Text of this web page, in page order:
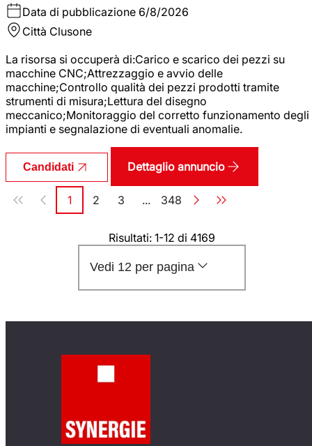
Data di pubblicazione 6/8/2026
Città Clusone
La risorsa si occuperà di:Carico e scarico dei pezzi su
macchine CNC;Attrezzaggio e avvio delle
macchine;Controllo qualità dei pezzi prodotti tramite
strumenti di misura;Lettura del disegno
meccanico;Monitoraggio del corretto funzionamento degli
impianti e segnalazione di eventuali anomalie.
Candidati Dettaglio annuncio
Paginazione
Pagina
1 Pagina
2 Pagina
3 ... Pagina
348
Risultati: 1-12 di 4169
Vedi 12 per pagina